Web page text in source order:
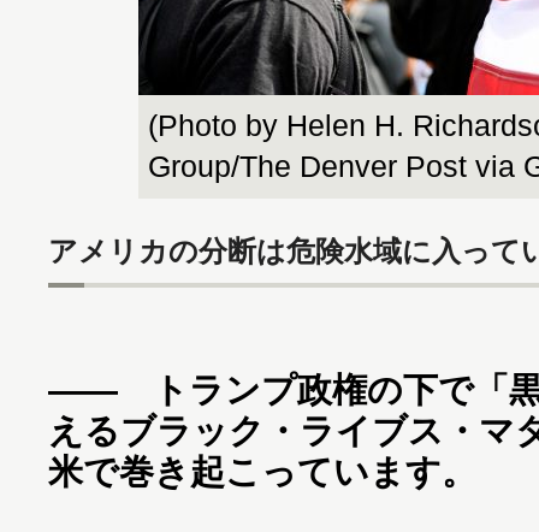
(Photo by Helen H.
Group/The Denver Post via
アメリカの分断は危険水域に入って
―― トランプ政権の下で「黒
えるブラック・ライブス・マ
米で巻き起こっています。